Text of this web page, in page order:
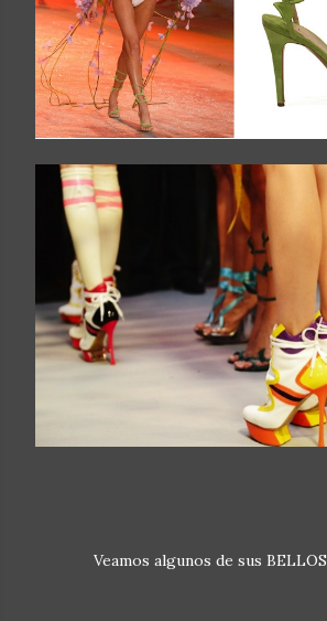
Veamos algunos de sus BELLOS